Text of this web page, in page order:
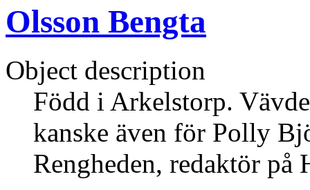
Olsson Bengta
Object description
Född i Arkelstorp.
kanske även för Polly
Rengheden, redaktör